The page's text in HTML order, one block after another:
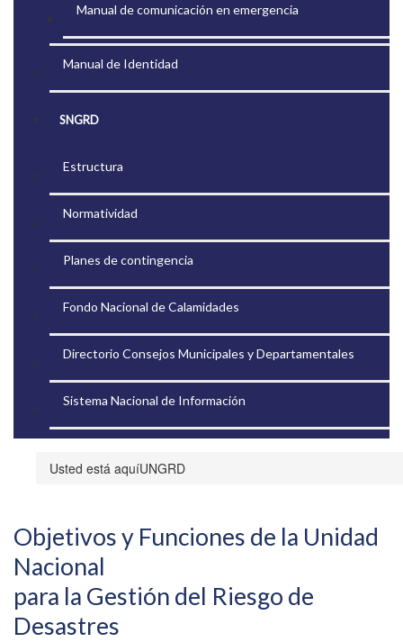
Manual de comunicación en emergencia
Manual de Identidad
SNGRD
Estructura
Normatividad
Planes de contingencia
Fondo Nacional de Calamidades
Directorio Consejos Municipales y Departamentales
Sistema Nacional de Información
UNGRD
​​​​​​​Objetivos y Funciones de la Unidad
Nacional
para la Gestión del Riesgo de
Desastres​​​​​​​​